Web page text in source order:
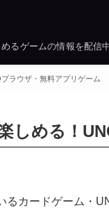
るゲームの情報を配信
ラウザ・無料アプリゲーム
しめる！
るカードゲーム・